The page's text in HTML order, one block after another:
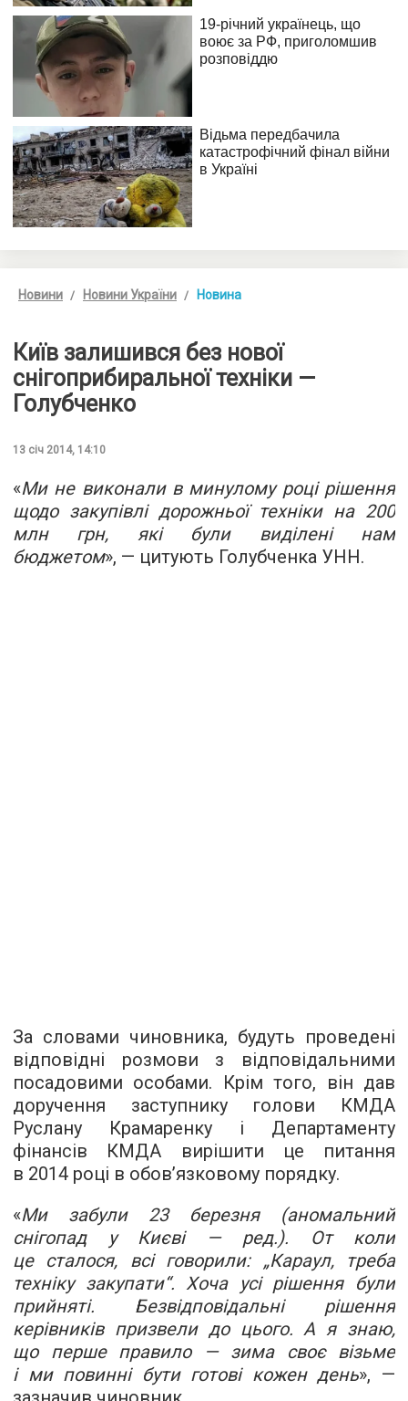
Новини Новини України Новина
Київ залишився без нової
снігоприбиральної техніки —
Голубченко
13 січ 2014, 14:10
«Ми не виконали в минулому році рішення
щодо закупівлі дорожньої техніки на 200
млн грн, які були виділені нам
бюджетом», — цитують Голубченка УНН.
За словами чиновника, будуть проведені
відповідні розмови з відповідальними
посадовими особами. Крім того, він дав
доручення заступнику голови КМДА
Руслану Крамаренку і Департаменту
фінансів КМДА вирішити це питання
в 2014 році в обов’язковому порядку.
«Ми забули 23 березня (аномальний
снігопад у Києві — ред.). От коли
це сталося, всі говорили: „Караул, треба
техніку закупати“. Хоча усі рішення були
прийняті. Безвідповідальні рішення
керівників призвели до цього. А я знаю,
що перше правило — зима своє візьме
і ми повинні бути готові кожен день», —